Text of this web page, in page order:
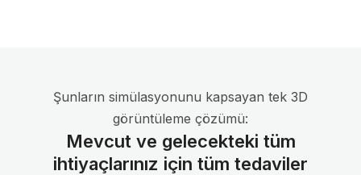
Şunların simülasyonunu kapsayan tek 3D
görüntüleme çözümü:
Mevcut ve gelecekteki tüm
ihtiyaçlarınız için tüm tedaviler